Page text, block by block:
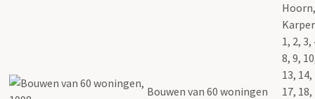
Bouwen van 60 woningen
Hoorn,
1, 2, 3,
8, 9,
13,
17,